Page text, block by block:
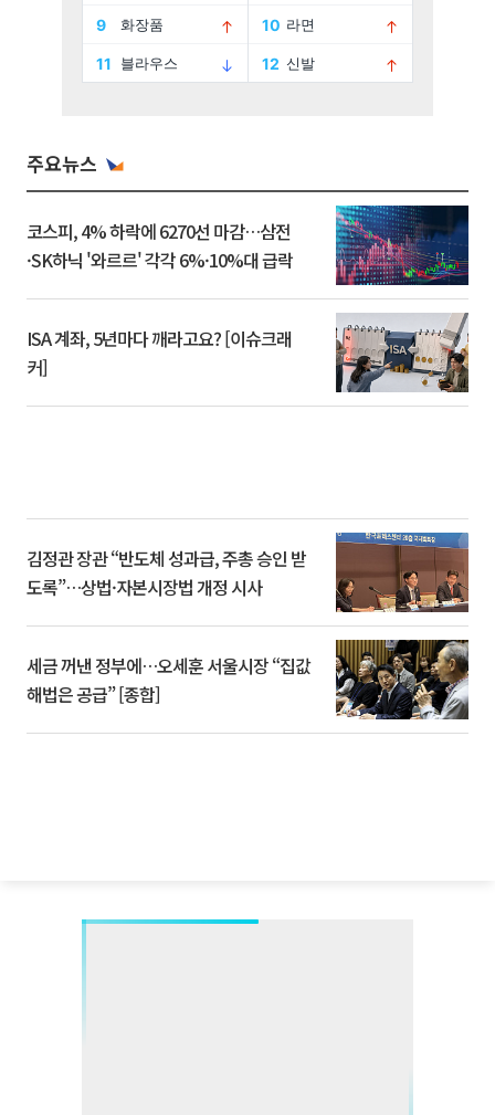
주요뉴스
코스피, 4% 하락에 6270선 마감…삼전
·SK하닉 '와르르' 각각 6%·10%대 급락
ISA 계좌, 5년마다 깨라고요? [이슈크래
커]
김정관 장관 “반도체 성과급, 주총 승인 받
도록”…상법·자본시장법 개정 시사
세금 꺼낸 정부에…오세훈 서울시장 “집값
해법은 공급” [종합]